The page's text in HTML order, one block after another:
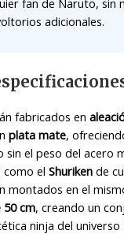
adicionales.
fabricados en
plata mate,
sin el peso del acero
como elShuriken de
montados en el
50 cm, creando un
ninja del universo